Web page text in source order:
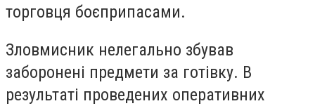
торговця боєприпасами.
Зловмисник нелегально збував
заборонені предмети за готівку. В
результаті проведених оперативних